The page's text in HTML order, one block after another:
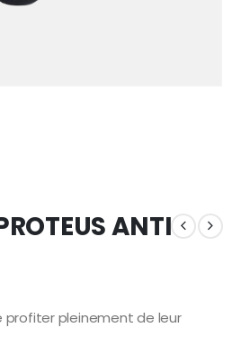
ANTI
profiter pleinement de leur